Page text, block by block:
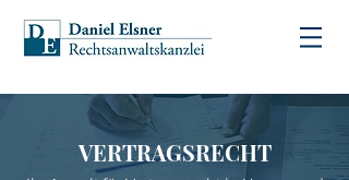
VERTRAGSRECHT